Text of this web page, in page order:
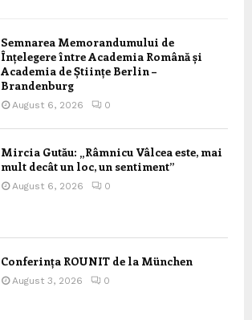
Semnarea Memorandumului de
Înțelegere între Academia Română și
Academia de Științe Berlin –
Brandenburg
August 6, 2026 0
Mircia Gutău: „Râmnicu Vâlcea este, mai
mult decât un loc, un sentiment”
August 6, 2026 0
Conferința ROUNIT de la München
August 3, 2026 0